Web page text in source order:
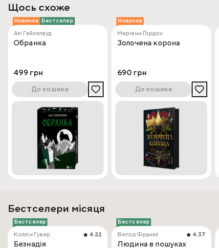
Щось схоже
Новинка Бестселер
Алі Гейзелвуд
Обранка
499 грн
До кошика
Новинка
Меріенн Ґордон
Золочена корона
690 грн
До кошика
Бестселери місяця
Бестселер
Коллін Гувер
4.22
Безнадія
Бестселер
Віктор Франкл
4.37
Людина в пошуках